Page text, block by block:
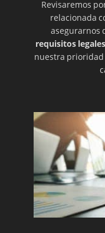
Revisaremos
relacionada
asegurarnos
requisitos legales
nuestra prioridad